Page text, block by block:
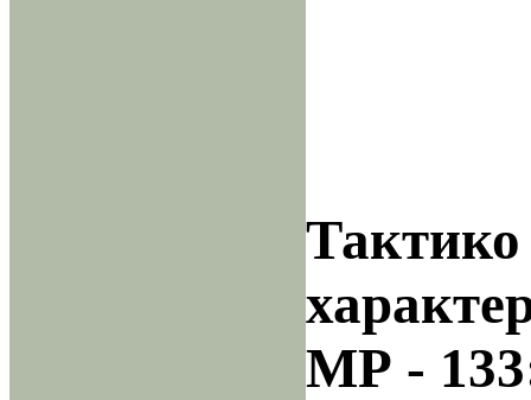
Тактико
МР -